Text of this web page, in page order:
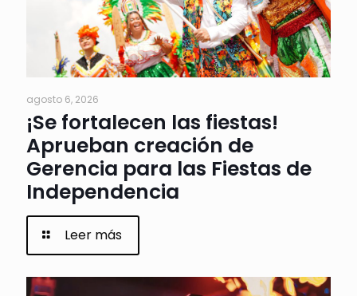
agosto 6, 2026
¡Se fortalecen las fiestas!
Aprueban creación de
Gerencia para las Fiestas de
Independencia
Leer más